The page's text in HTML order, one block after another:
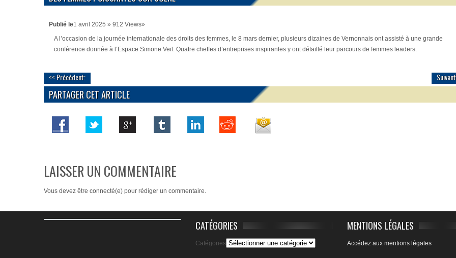
Publié le1 avril 2025 » 912 Views»
A l’occasion de la journée internationale des droits des femmes, le 8 mars dernier, plusieurs dizaines de Vernonnais ont assisté à une grande
conférence donnée à l’Espace Simone Veil. Quatre cheffes d’entreprises inspirantes y ont détaillé leur parcours de femmes leaders.
<< Précédent:
PARTAGER CET ARTICLE
LAISSER UN COMMENTAIRE
Vous devez être connecté(e) pour rédiger un commentaire.
CATÉGORIES
Catégories
MENTIONS LÉGALES
Accédez aux mentions légales